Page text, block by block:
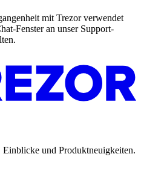
mit Trezor verwendet
Fenster an unser Support-
und Produktneuigkeiten.